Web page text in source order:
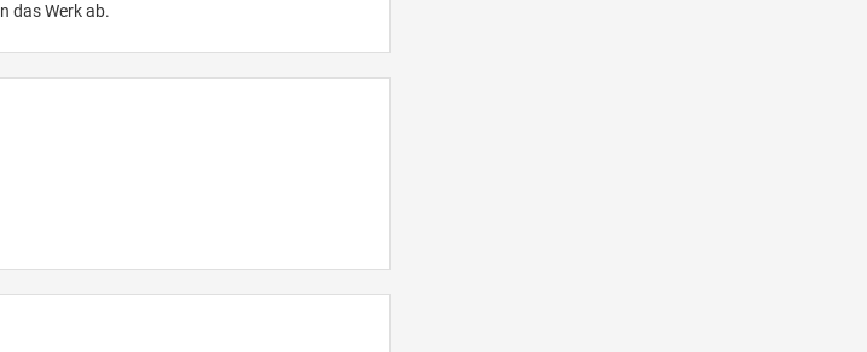
das Werk ab.